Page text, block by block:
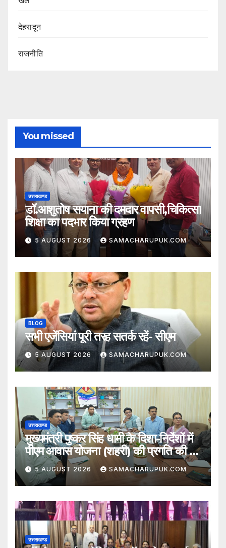
देहरादून
राजनीति
You missed
उत्तराखण्ड
डॉ.आशुतोष सयाना की दमदार वापसी,चिकित्सा
शिक्षा का पदभार किया ग्रहण
5 AUGUST 2026 SAMACHARUPUK.COM
BLOG
सभी एजेंसियां पूरी तरह सतर्क रहें- सीएम
5 AUGUST 2026 SAMACHARUPUK.COM
उत्तराखण्ड
मुख्यमंत्री पुष्कर सिंह धामी के दिशा-निर्देशों में
पीएम आवास योजना (शहरी) की प्रगति की हुई
समीक्षा
5 AUGUST 2026 SAMACHARUPUK.COM
उत्तराखण्ड